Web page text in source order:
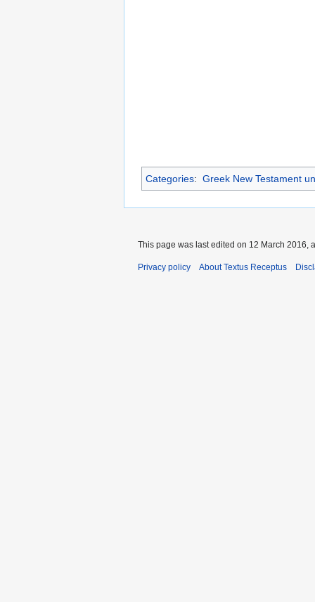
Categories: Greek New Testament
This page was last edited on 12 March 2016,
Privacy policy About Textus Receptus